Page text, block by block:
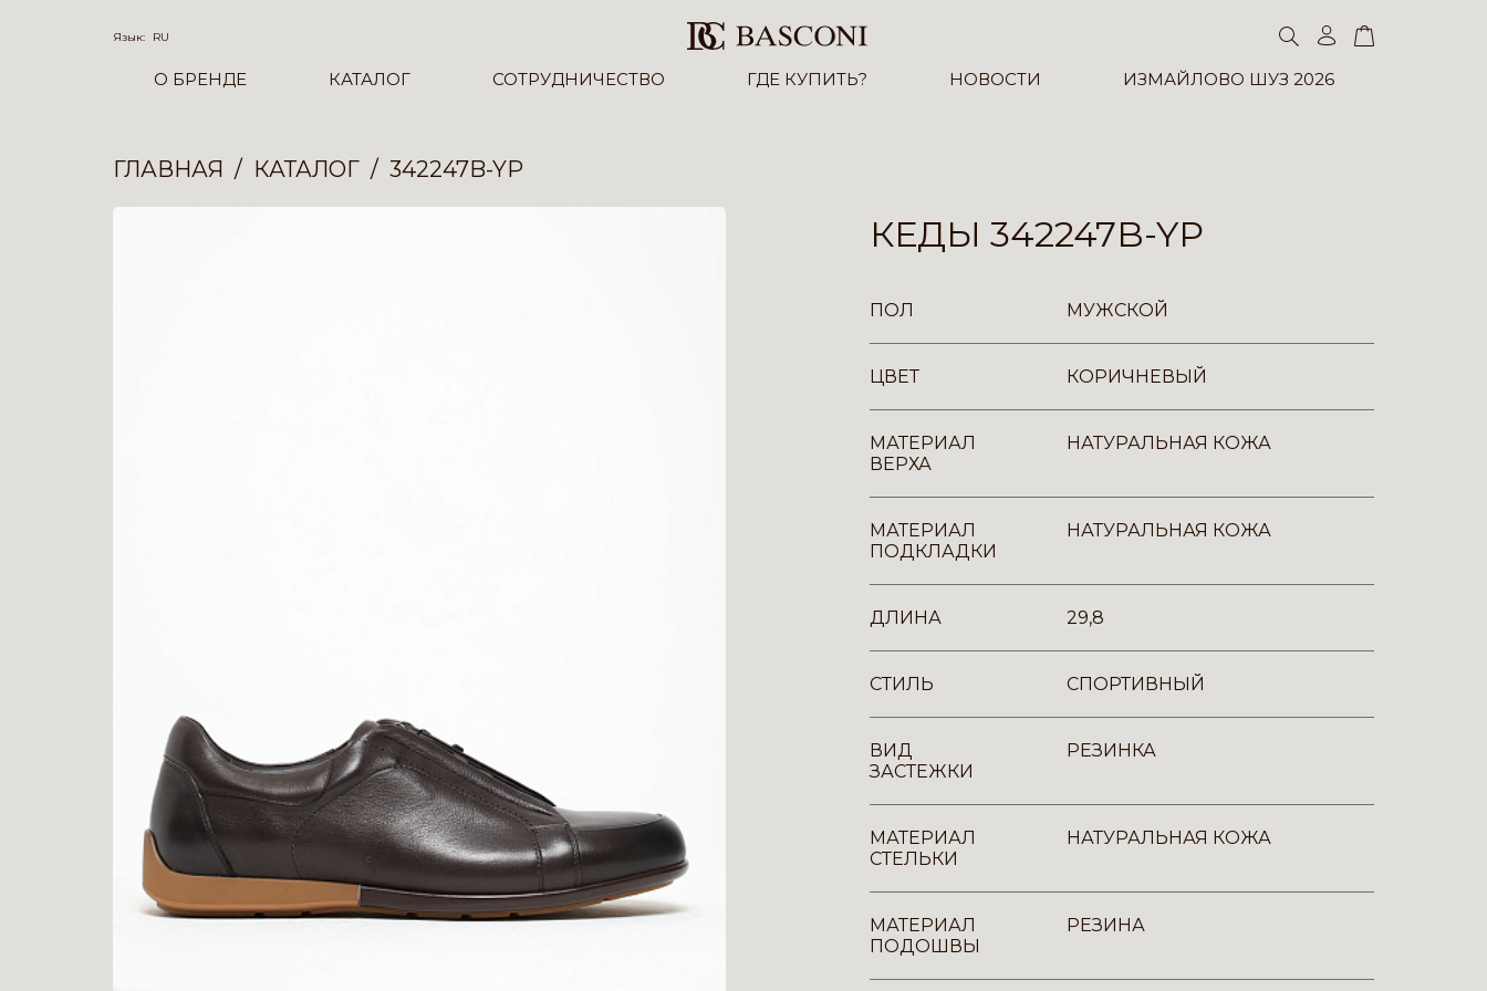
Язык: RU
О БРЕНДЕ КАТАЛОГ СОТРУДНИЧЕСТВО ГДЕ КУПИТЬ? НОВОСТИ ИЗМАЙЛОВО ШУЗ 2026
ГЛАВНАЯ КАТАЛОГ 342247B-YP
КЕДЫ 342247B-YP
ПОЛ МУЖСКОЙ
ЦВЕТ КОРИЧНЕВЫЙ
МАТЕРИАЛ
ВЕРХА
НАТУРАЛЬНАЯ КОЖА
МАТЕРИАЛ
ПОДКЛАДКИ
НАТУРАЛЬНАЯ КОЖА
ДЛИНА 29,8
СТИЛЬ СПОРТИВНЫЙ
ВИД
ЗАСТЕЖКИ
РЕЗИНКА
МАТЕРИАЛ
СТЕЛЬКИ
НАТУРАЛЬНАЯ КОЖА
МАТЕРИАЛ
ПОДОШВЫ
РЕЗИНА